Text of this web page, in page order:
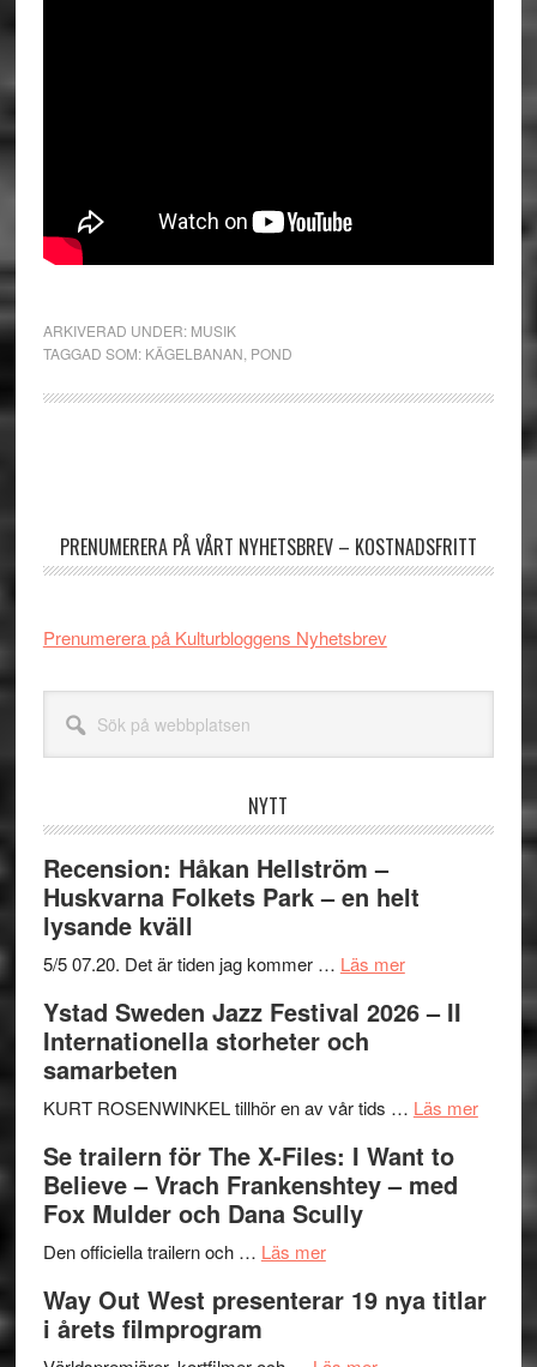
ARKIVERAD UNDER: MUSIK
TAGGAD SOM: KÄGELBANAN POND
PRENUMERERA PÅ VÅRT NYHETSBREV – KOSTNADSFRITT
Prenumerera på Kulturbloggens Nyhetsbrev
webbplatsen
NYTT
Recension: Håkan Hellström –
Huskvarna Folkets Park – en helt
lysande kväll
5/5 07.20. Det är tiden jag kommer … Läs merom
Håkan
Huskvarna
Park
–
kväll
Ystad Sweden Jazz Festival 2026 – II
Internationella storheter och
samarbeten
KURT ROSENWINKEL tillhör en av vår tids … Läs merom
Festival
II
Se trailern för The X-Files: I Want to
Believe – Vrach Frankenshtey – med
Fox Mulder och Dana Scully
Den officiella trailern och … Läs merom
trailern
Way Out West presenterar 19 nya titlar
i årets filmprogram